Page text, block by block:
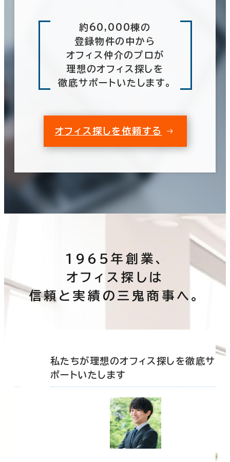
約60,000棟の
登録物件の中から
オフィス仲介のプロが
理想のオフィス探しを
徹底サポートいたします。
オフィス探しを依頼する
1965年創業、
オフィス探しは
信頼と実績の三鬼商事へ。
私たちが理想のオフィス探しを徹底サ
ポートいたします